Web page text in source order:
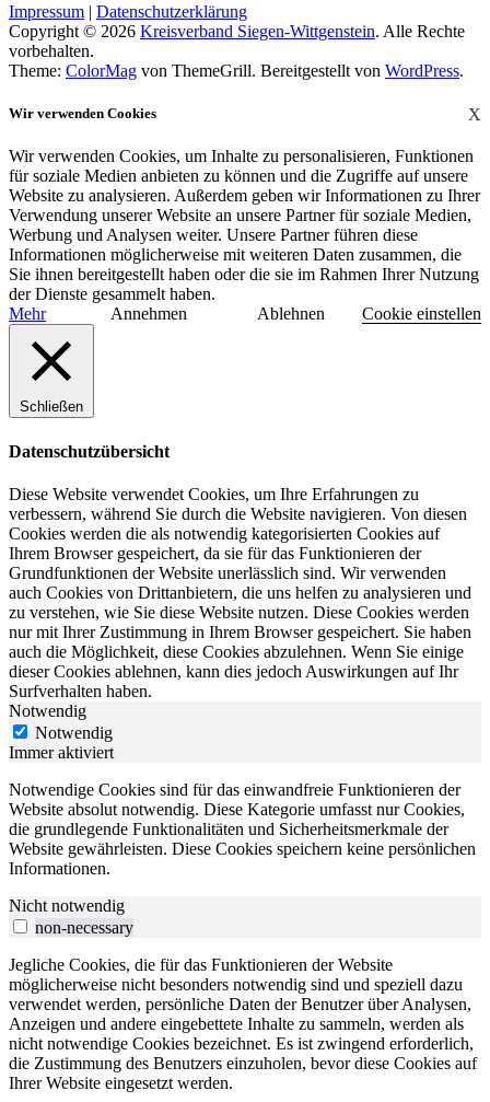
Impressum | Datenschutzerklärung
Copyright © 2026 Kreisverband Siegen-Wittgenstein. Alle Rechte
vorbehalten.
Theme: ColorMag von ThemeGrill. Bereitgestellt von WordPress.
X
Wir verwenden Cookies
Wir verwenden Cookies, um Inhalte zu personalisieren, Funktionen
für soziale Medien anbieten zu können und die Zugriffe auf unsere
Website zu analysieren. Außerdem geben wir Informationen zu Ihrer
Verwendung unserer Website an unsere Partner für soziale Medien,
Werbung und Analysen weiter. Unsere Partner führen diese
Informationen möglicherweise mit weiteren Daten zusammen, die
Sie ihnen bereitgestellt haben oder die sie im Rahmen Ihrer Nutzung
der Dienste gesammelt haben.
Mehr
Annehmen Ablehnen Cookie einstellen
Schließen
Datenschutzübersicht
Diese Website verwendet Cookies, um Ihre Erfahrungen zu
verbessern, während Sie durch die Website navigieren. Von diesen
Cookies werden die als notwendig kategorisierten Cookies auf
Ihrem Browser gespeichert, da sie für das Funktionieren der
Grundfunktionen der Website unerlässlich sind. Wir verwenden
auch Cookies von Drittanbietern, die uns helfen zu analysieren und
zu verstehen, wie Sie diese Website nutzen. Diese Cookies werden
nur mit Ihrer Zustimmung in Ihrem Browser gespeichert. Sie haben
auch die Möglichkeit, diese Cookies abzulehnen. Wenn Sie einige
dieser Cookies ablehnen, kann dies jedoch Auswirkungen auf Ihr
Surfverhalten haben.
Notwendig
Notwendig
Immer aktiviert
Notwendige Cookies sind für das einwandfreie Funktionieren der
Website absolut notwendig. Diese Kategorie umfasst nur Cookies,
die grundlegende Funktionalitäten und Sicherheitsmerkmale der
Website gewährleisten. Diese Cookies speichern keine persönlichen
Informationen.
Nicht notwendig
non-necessary
Jegliche Cookies, die für das Funktionieren der Website
möglicherweise nicht besonders notwendig sind und speziell dazu
verwendet werden, persönliche Daten der Benutzer über Analysen,
Anzeigen und andere eingebettete Inhalte zu sammeln, werden als
nicht notwendige Cookies bezeichnet. Es ist zwingend erforderlich,
die Zustimmung des Benutzers einzuholen, bevor diese Cookies auf
Ihrer Website eingesetzt werden.